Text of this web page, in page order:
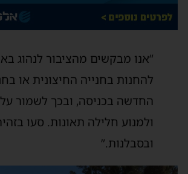
“אנו מבקשים מהציבור לנהוג
להחנות בחנייה החיצונית או
החדשה בכניסה, ובכך לשמור
ולמנוע חלילה תאונות. סעו
ובסבלנות.”